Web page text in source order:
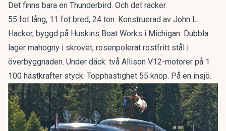
Det finns bara en Thunderbird. Och det räcker.
55 fot lång, 11 fot bred, 24 ton. Konstruerad av John L.
Hacker, byggd på Huskins Boat Works i Michigan. Dubbla
lager mahogny i skrovet, rosenpolerat rostfritt stål i
överbyggnaden. Under däck: två Allison V12-motorer på 1
100 hästkrafter styck. Topphastighet 55 knop. På en insjö.